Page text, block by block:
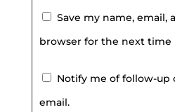
Save my name, email,
browser for the next time
Notify me of follow-up
email.